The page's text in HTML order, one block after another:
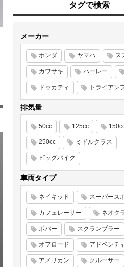
タグで検索
メーカー
ホンダ ヤマハ ス
カワサキ ハーレー
ドゥカティ トライアン
排気量
50cc 125cc
250cc ミドルクラス
ビッグバイク
車両タイプ
ネイキッド スーパース
カフェレーサー ネオク
ボバー スクランブラー
オフロード アドベンチ
アメリカン クルーザー